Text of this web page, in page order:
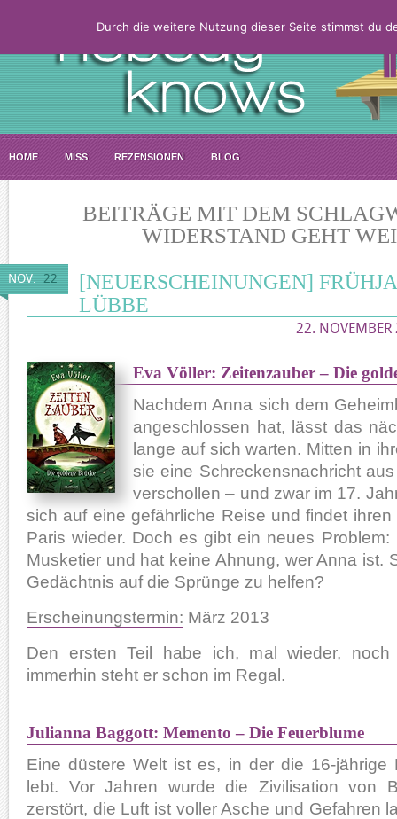
HOME MISS REZENSIONEN BLOG
BEITRÄGE MIT DEM
WIDERSTAND GEHT
NOV. 22
[NEUERSCHEINUNGEN]
LÜBBE
22.
Eva Völler: Zeitenzauber – Die
Nachdem Anna sich dem
angeschlossen hat, lässt das
lange auf sich warten. Mitten in
sie eine Schreckensnachricht
verschollen – und zwar im 17.
sich auf eine gefährliche Reise und findet
Paris wieder. Doch es gibt ein neues
Musketier und hat keine Ahnung, wer Anna ist.
Gedächtnis auf die Sprünge zu helfen?
Erscheinungstermin: März 2013
Den ersten Teil habe ich, mal wieder, noch
immerhin steht er schon im Regal.
Julianna Baggott: Memento – Die Feuerblume
Eine düstere Welt ist es, in der die 16-jährige
lebt. Vor Jahren wurde die Zivilisation von
zerstört, die Luft ist voller Asche und Gefahren
Durch die weitere Nutzung dieser Seite stimmst du